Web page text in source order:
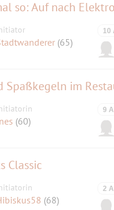
so: Auf nach
(65)
10
Spaßkegeln im
(60)
9
Classic
(68)
2